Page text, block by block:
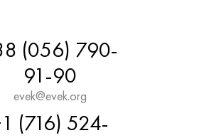
(056) 790-
91-90
evek@evek.org
(716) 524-